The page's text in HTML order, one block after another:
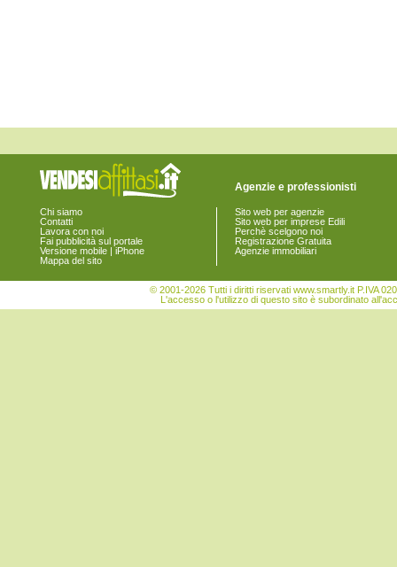
Spinea
Teglio Veneto
Venezia
Vigonovo
Chi siamo
Contatti
Lavora con noi
Fai pubblicità sul portale
Versione mobile | iPhone
Mappa del sito
Agenzie e professionisti
Sito web per agenzie
Sito web per imprese Edili
Perchè scelgono noi
Registrazione Gratuita
Agenzie immobiliari
© 2001-2026 Tutti i diritti riservati www.smartly.it P.IVA
L'accesso o l'utilizzo di questo sito è subordinato